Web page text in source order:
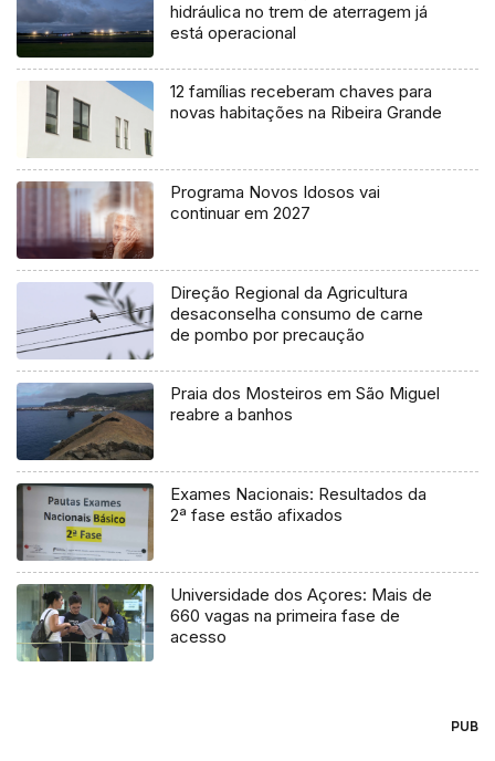
hidráulica no trem de aterragem já
está operacional
12 famílias receberam chaves para
novas habitações na Ribeira Grande
Programa Novos Idosos vai
continuar em 2027
Direção Regional da Agricultura
desaconselha consumo de carne
de pombo por precaução
Praia dos Mosteiros em São Miguel
reabre a banhos
Exames Nacionais: Resultados da
2ª fase estão afixados
Universidade dos Açores: Mais de
660 vagas na primeira fase de
acesso
PUB